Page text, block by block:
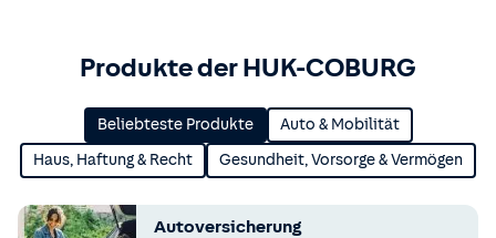
Produkte der HUK-COBURG
Beliebteste Produkte Auto & Mobilität
Haus, Haftung & Recht Gesundheit, Vorsorge & Vermögen
Autoversicherung